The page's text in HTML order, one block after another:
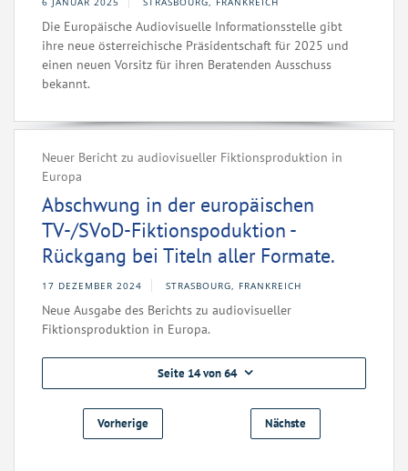
Die Europäische Audiovisuelle Informationsstelle gibt
ihre neue österreichische Präsidentschaft für 2025 und
einen neuen Vorsitz für ihren Beratenden Ausschuss
bekannt.
Neuer Bericht zu audiovisueller Fiktionsproduktion in
Europa
Abschwung in der europäischen
TV-/SVoD-Fiktionspoduktion -
Rückgang bei Titeln aller Formate.
17 DEZEMBER 2024 STRASBOURG, FRANKREICH
Neue Ausgabe des Berichts zu audiovisueller
Fiktionsproduktion in Europa.
Seite 14 von 64
Vorherige Nächste